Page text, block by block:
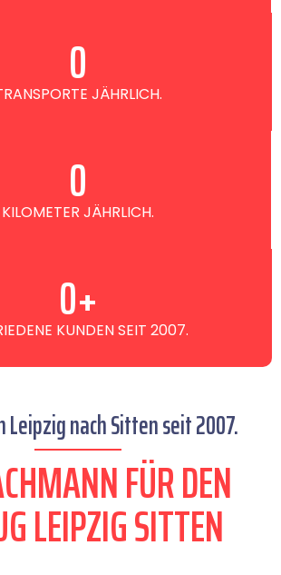
JÄHRLICH.
0
KILOMETER JÄHRLICH.
0
KUNDEN SEIT 2007.
0+
Leipzig nach Sitten seit 2007.
FÜR DEN
LEIPZIG SITTEN